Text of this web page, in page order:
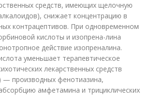
средств, имеющих щелочную
снижает концентрацию в
контрацептивов. При одновременном
кислоты и изопрена-лина
действие изопреналина.
уменьшает терапевтическое
лекарственных средств
— производных фенотиазина,
амфетамина и трициклических